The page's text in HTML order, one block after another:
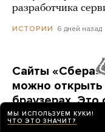
разработчика
ИСТОРИИ 6 дней назад
Сайты «Сбера»
можно открыть
браузерах. Это
выбрать?
МЫ ИСПОЛЬЗУЕМ КУКИ!
ЧТО ЭТО ЗНАЧИТ?